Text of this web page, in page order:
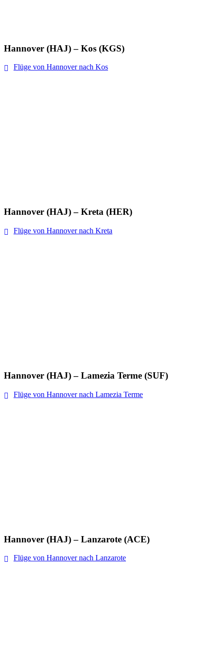
Hannover (HAJ) – Kos (KGS)
Flüge von Hannover nach Kos
Hannover (HAJ) – Kreta (HER)
Flüge von Hannover nach Kreta
Hannover (HAJ) – Lamezia Terme (SUF)
Flüge von Hannover nach Lamezia Terme
Hannover (HAJ) – Lanzarote (ACE)
Flüge von Hannover nach Lanzarote